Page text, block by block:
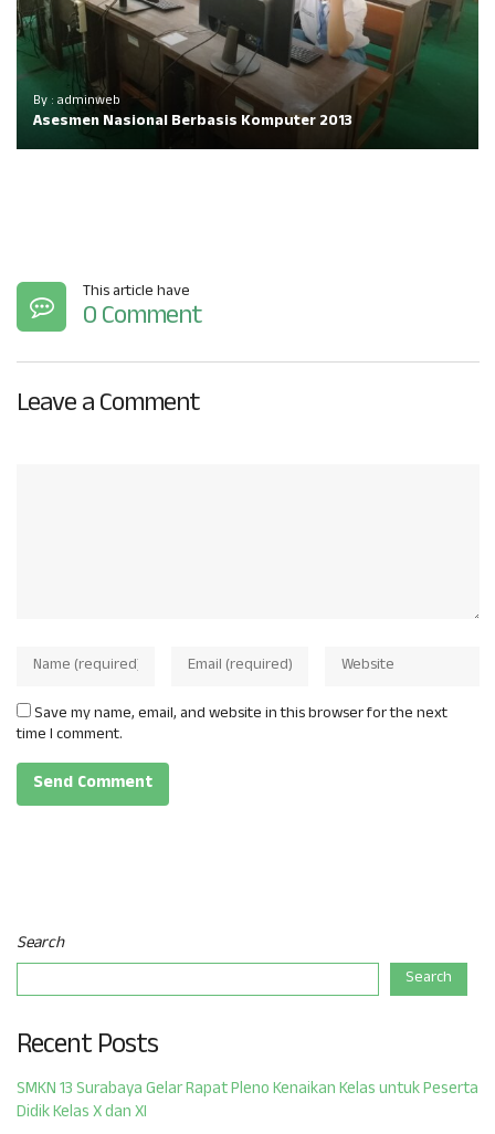
By : adminweb
Asesmen Nasional Berbasis Komputer 2013
This article have
0 Comment
Leave a Comment
Save my name, email, and website in this browser for the next
time I comment.
Search
Search
Recent Posts
SMKN 13 Surabaya Gelar Rapat Pleno Kenaikan Kelas untuk Peserta
Didik Kelas X dan XI